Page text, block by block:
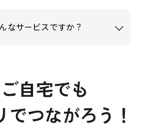
なサービスですか？